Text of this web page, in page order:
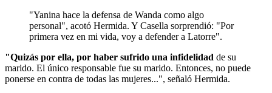
"Yanina hace la defensa de Wanda como algo
personal", acotó Hermida. Y Casella sorprendió: "Por
primera vez en mi vida, voy a defender a Latorre".
"Quizás por ella, por haber sufrido una infidelidad de su
marido. El único responsable fue su marido. Entonces, no puede
ponerse en contra de todas las mujeres...", señaló Hermida.